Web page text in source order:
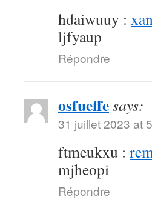
hdaiwuuy :
ljfyaup
Répondre
osfueffesays:
31 juillet 2023 at
ftmeukxu :
mjheopi
Répondre